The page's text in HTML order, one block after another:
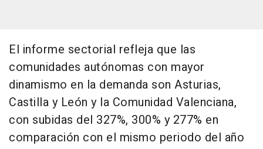
El informe sectorial refleja que las
comunidades autónomas con mayor
dinamismo en la demanda son Asturias,
Castilla y León y la Comunidad Valenciana,
con subidas del 327%, 300% y 277% en
comparación con el mismo periodo del año